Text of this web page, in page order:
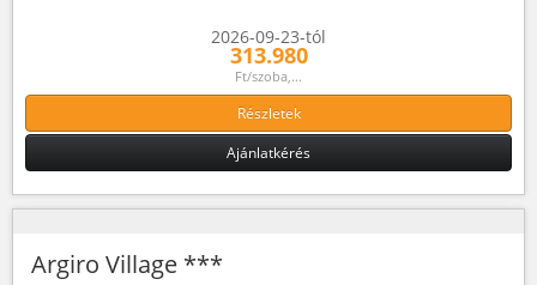
2026-09-23-tól
313.980
Ft/szoba,...
Részletek
Ajánlatkérés
Argiro Village ***